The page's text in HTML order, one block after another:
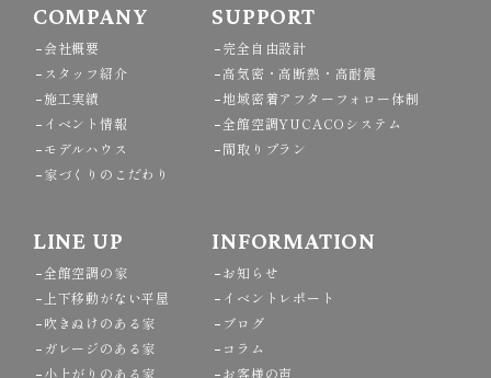
COMPANY
会社概要
スタッフ紹介
施工実績
イベント情報
モデルハウス
家づくりのこだわり
SUPPORT
完全自由設計
高気密・高断熱・高耐震
地域密着アフターフォロー体制
全館空調YUCACOシステム
間取りプラン
LINE UP
全館空調の家
上下移動がない平屋
吹きぬけのある家
ガレージのある家
小上がりのある家
INFORMATION
お知らせ
イベントレポート
ブログ
コラム
お客様の声